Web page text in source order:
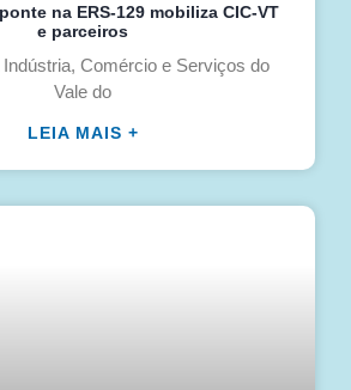
na ERS-129 mobiliza CIC-VT
e parceiros
Comércio e Serviços do
Vale do
LEIA MAIS +